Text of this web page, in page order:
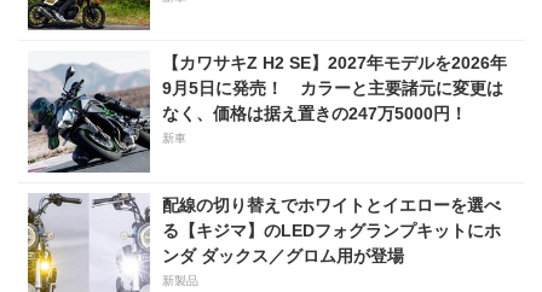
【カワサキZ H2 SE】2027年モデルを2026年
9月5日に発売！ カラーと主要諸元に変更は
なく、価格は据え置きの247万5000円！
新車
配線の切り替えでホワイトとイエローを選べ
る【キジマ】のLEDフォグランプキットにホ
ンダ ダックス／グロム用が登場
新製品